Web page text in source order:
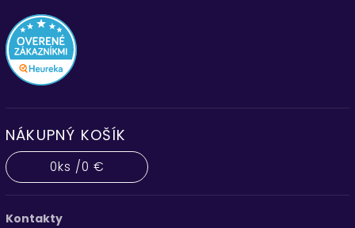
NÁKUPNÝ KOŠÍK
0ks /0 €
Kontakty